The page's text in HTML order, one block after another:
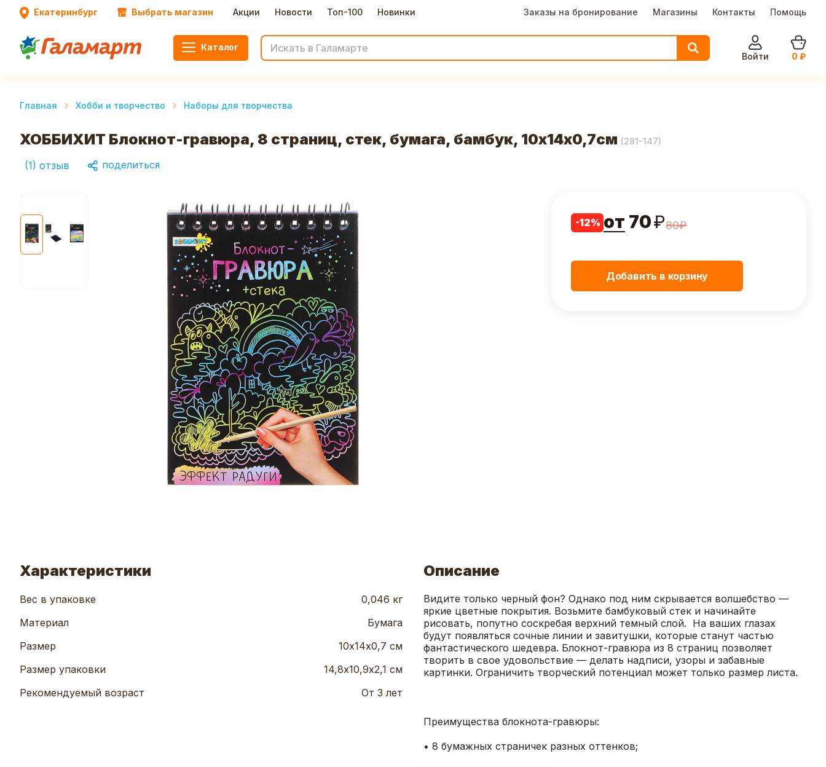
Екатеринбург Выбрать магазин Акции Новости Топ-100 Новинки Заказы на бронирование Магазины Контакты Помощь
Каталог
Войти
0 ₽
Главная Хобби и творчество Наборы для творчества
ХОББИХИТ Блокнот-гравюра, 8 страниц, стек, бумага, бамбук, 10х14х0,7см (281-147)
(1) отзыв поделиться
-12% от 70₽80₽
Добавить в корзину
Характеристики
Вес в упаковке
0,046 кг
Материал
Бумага
Размер
10х14х0,7 см
Размер упаковки
14,8х10,9х2,1 см
Рекомендуемый возраст
От 3 лет
Описание
Видите только черный фон? Однако под ним скрывается волшебство —
яркие цветные покрытия. Возьмите бамбуковый стек и начинайте
рисовать, попутно соскребая верхний темный слой.  На ваших глазах
будут появляться сочные линии и завитушки, которые станут частью
фантастического шедевра. Блокнот-гравюра из 8 страниц позволяет
творить в свое удовольствие — делать надписи, узоры и забавные